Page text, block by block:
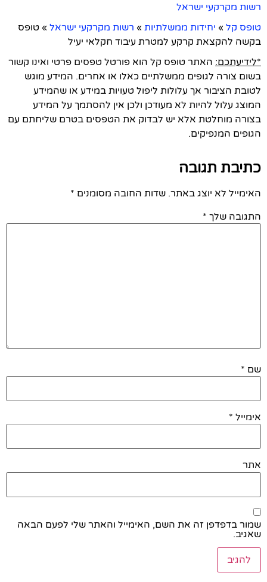
רשות מקרקעי ישראל
טופס קל » יחידות ממשלתיות » רשות מקרקעי ישראל » טופס
בקשה להקצאת קרקע למטרת עיבוד חקלאי יעיל
*לידיעתכם: האתר טופס קל הוא פורטל טפסים פרטי ואינו קשור
בשום צורה לגופים ממשלתיים כאלו או אחרים. המידע מוגש
לטובת הציבור אך עלולות ליפול טעויות במידע או שהמידע
המוצג עלול להיות לא מעודכן ולכן אין להסתמך על המידע
בצורה מוחלטת אלא יש לבדוק את הטפסים בטרם שליחתם עם
הגופים המנפיקים.
כתיבת תגובה
האימייל לא יוצג באתר. שדות החובה מסומנים *
התגובה שלך *
שם *
אימייל *
אתר
שמור בדפדפן זה את השם, האימייל והאתר שלי לפעם הבאה
שאגיב.